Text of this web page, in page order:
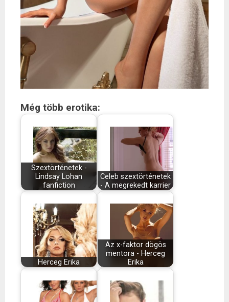
Még több erotika:
Szextörténetek -
Lindsay Lohan
fanfiction
Celeb szextörténetek
- A megrekedt karrier
Herceg Erika
Az x-faktor dögös
mentora - Herceg
Erika